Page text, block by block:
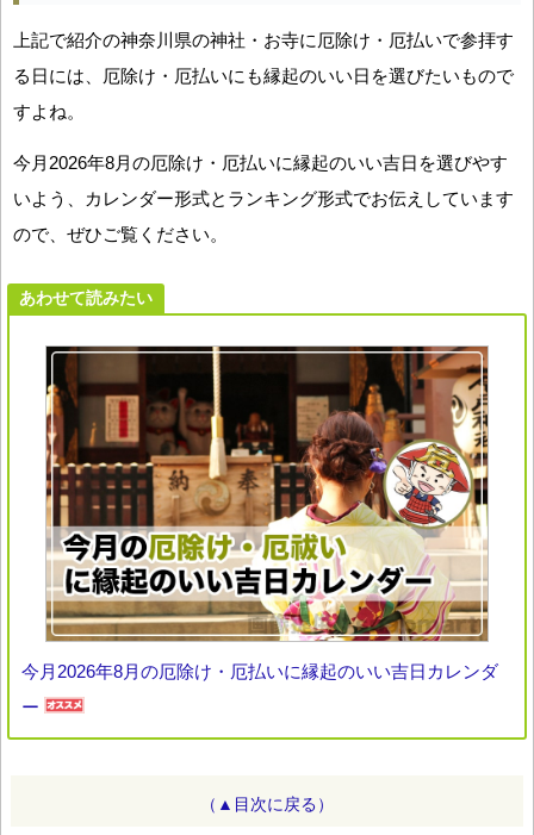
上記で紹介の神奈川県の神社・お寺に厄除け・厄払いで参拝す
る日には、厄除け・厄払いにも縁起のいい日を選びたいもので
すよね。
今月2026年8月の厄除け・厄払いに縁起のいい吉日を選びやす
いよう、カレンダー形式とランキング形式でお伝えしています
ので、ぜひご覧ください。
あわせて読みたい
今月2026年8月の厄除け・厄払いに縁起のいい吉日カレンダ
ー
（▲目次に戻る）